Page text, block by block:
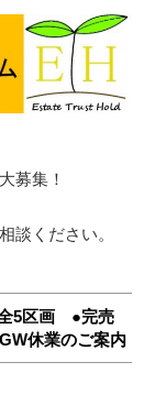
募集！
5区画 ●完売
GW休業のご案内